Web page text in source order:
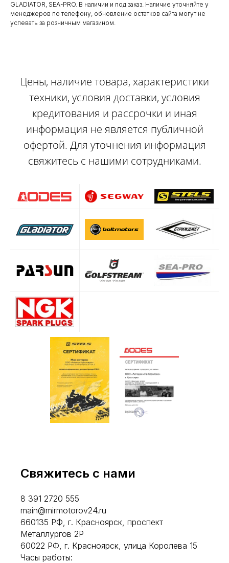
GLADIATOR, SEA-PRO. В наличии и под заказ. Наличие уточняйте у
менеджеров по телефону, обновление остатков сайта могут не
успевать за розничным магазином.
Цены, наличие товара, характеристики
техники, условия доставки, условия
кредитования и рассрочки и иная
информация не является публичной
офертой. Для уточнения информация
свяжитесь с нашими сотрудниками.
Свяжитесь с нами
8 391 2720 555
main@mirmotorov24.ru
660135 РФ, г. Красноярск, проспект
Металлургов 2Р
60022 РФ, г. Красноярск, улица Королева 15
Часы работы: